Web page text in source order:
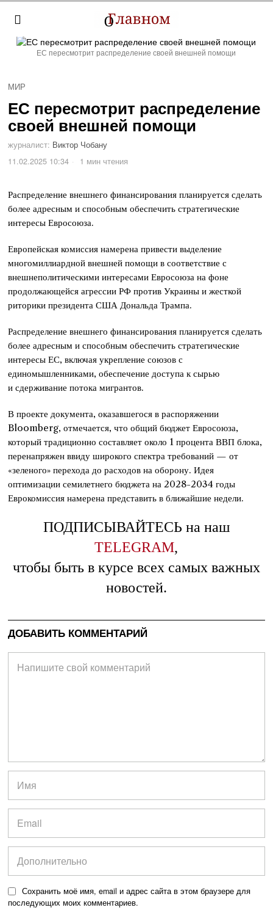
ЕС пересмотрит распределение своей внешней помощи
МИР
ЕС пересмотрит распределение
своей внешней помощи
журналист: Виктор Чобану
11.02.2025 10:34
1 мин чтения
Распределение внешнего финансирования планируется сделать
более адресным и способным обеспечить стратегические
интересы Евросоюза.
Европейская комиссия намерена привести выделение
многомиллиардной внешней помощи в соответствие с
внешнеполитическими интересами Евросоюза на фоне
продолжающейся агрессии РФ против Украины и жесткой
риторики президента США Дональда Трампа.
Распределение внешнего финансирования планируется сделать
более адресным и способным обеспечить стратегические
интересы ЕС, включая укрепление союзов с
единомышленниками, обеспечение доступа к сырью
и сдерживание потока мигрантов.
В проекте документа, оказавшегося в распоряжении
Bloomberg, отмечается, что общий бюджет Евросоюза,
который традиционно составляет около 1 процента ВВП блока,
перенапряжен ввиду широкого спектра требований — от
«зеленого» перехода до расходов на оборону. Идея
оптимизации семилетнего бюджета на 2028-2034 годы
Еврокомиссия намерена представить в ближайшие недели.
ПОДПИСЫВАЙТЕСЬ на наш
TELEGRAM,
чтобы быть в курсе всех самых важных
новостей.
ДОБАВИТЬ КОММЕНТАРИЙ
Сохранить моё имя, email и адрес сайта в этом браузере для
последующих моих комментариев.